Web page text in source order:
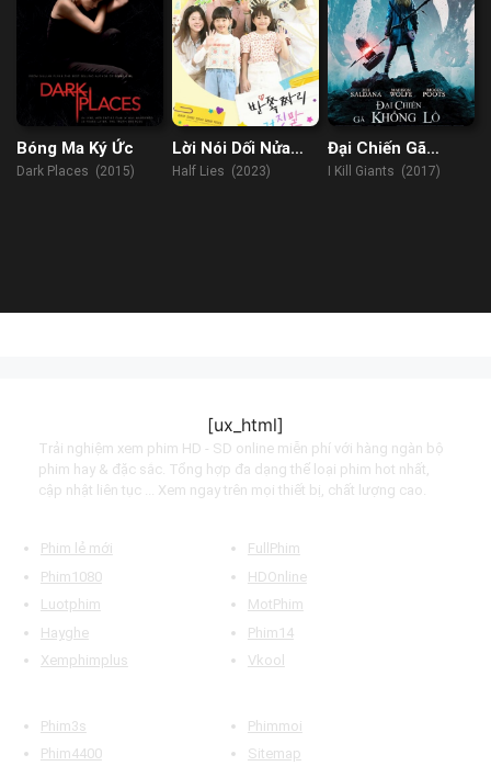
Bóng Ma Ký Ức
Dark Places (2015)
Lời Nói Dối Nửa
Vời
Half Lies (2023)
Đại Chiến Gã
Khổng Lồ
I Kill Giants (2017)